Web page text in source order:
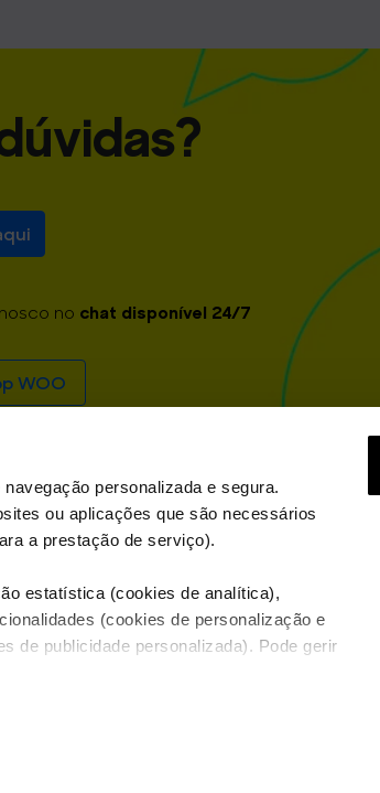
personalizada e segura.
ou aplicações que são necessários
a prestação de serviço).
estatística (cookies de analítica),
(cookies de personalização e
de publicidade personalizada). Pode gerir
no chat disponível 24/7
WOO
Ajuda Sobre a